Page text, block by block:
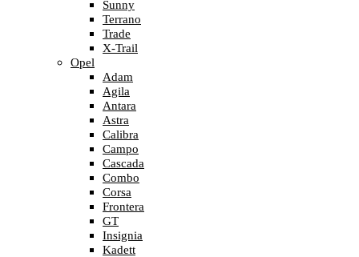
Sunny
Terrano
Trade
X-Trail
Opel
Adam
Agila
Antara
Astra
Calibra
Campo
Cascada
Combo
Corsa
Frontera
GT
Insignia
Kadett